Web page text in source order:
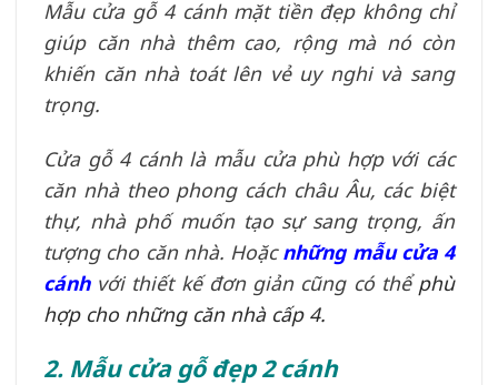
Mẫu cửa gỗ 4 cánh mặt tiền đẹp không chỉ
giúp căn nhà thêm cao, rộng mà nó còn
khiến căn nhà toát lên vẻ uy nghi và sang
trọng.
Cửa gỗ 4 cánh là mẫu cửa phù hợp với các
căn nhà theo phong cách châu Âu, các biệt
thự, nhà phố muốn tạo sự sang trọng, ấn
tượng cho căn nhà. Hoặcnhững mẫu cửa 4
cánhvới thiết kế đơn giản cũng có thểphù
hợp cho những căn nhà cấp 4.
2. Mẫu cửa gỗ đẹp 2 cánh